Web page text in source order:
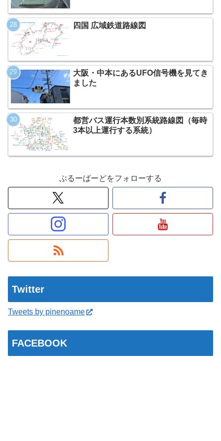
四国 広域鉄道路線図
大阪・中本にあるUFO信号機を見てき
ました
都営バス運行本数別系統路線図（毎時
3本以上運行する系統）
ぶるーばーどをフォローする
Twitter
Tweets by pinenoame
FACEBOOK